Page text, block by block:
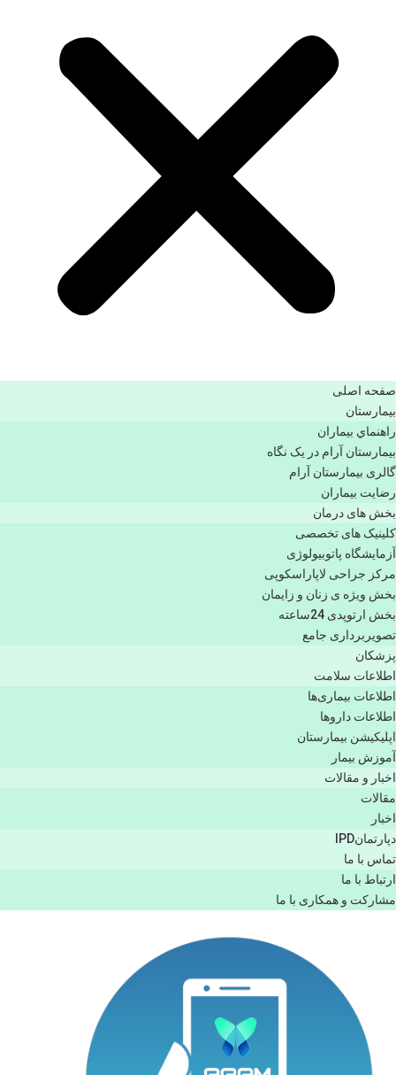
صفحه اصلی
بيمارستان
راهنماي بیماران
بیمارستان آرام در یک نگاه
گالری بیمارستان آرام
رضایت بیماران
بخش های درمان
کلینیک های تخصصی
آزمایشگاه پاتوبیولوژی
مرکز جراحی لاپاراسکوپی
بخش ویژه ی زنان و زایمان
بخش ارتوپدی 24ساعته
تصویربرداری جامع
پزشكان
اطلاعات سلامت
اطلاعات بیماری‌ها
اطلاعات دارو‌ها
اپليكيشن بيمارستان
آموزش بیمار
اخبار و مقالات
مقالات
اخبار
دپارتمانIPD
تماس با ما
ارتباط با ما
مشاركت و همكاری با ما